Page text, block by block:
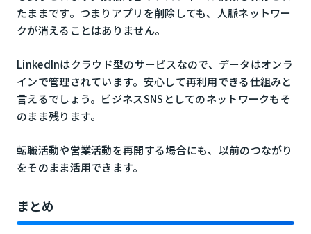
たままです。つまりアプリを削除しても、人脈ネットワー
クが消えることはありません。
LinkedInはクラウド型のサービスなので、データはオンラ
インで管理されています。安心して再利用できる仕組みと
言えるでしょう。ビジネスSNSとしてのネットワークもそ
のまま残ります。
転職活動や営業活動を再開する場合にも、以前のつながり
をそのまま活用できます。
まとめ